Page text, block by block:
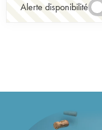
Alerte disponibilité